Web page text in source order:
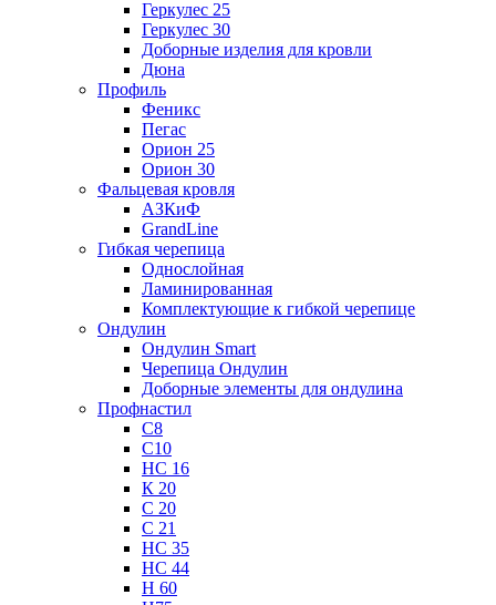
Геркулес 25
Геркулес 30
Доборные изделия для кровли
Дюна
Профиль
Феникс
Пегас
Орион 25
Орион 30
Фальцевая кровля
АЗКиФ
GrandLine
Гибкая черепица
Однослойная
Ламинированная
Комплектующие к гибкой черепице
Ондулин
Ондулин Smart
Черепица Ондулин
Доборные элементы для ондулина
Профнастил
С8
С10
НС 16
К 20
С 20
С 21
НС 35
НС 44
Н 60